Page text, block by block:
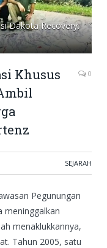
Dakota Recovery.
Khusus
0
SEJARAH
Pegunungan
meninggalkan
menaklukkannya,
Tahun 2005, satu